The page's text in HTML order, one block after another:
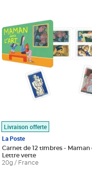
Livraison offerte
La Poste
Carnet de 12 timbres - Maman
Lettre verte
20g / France